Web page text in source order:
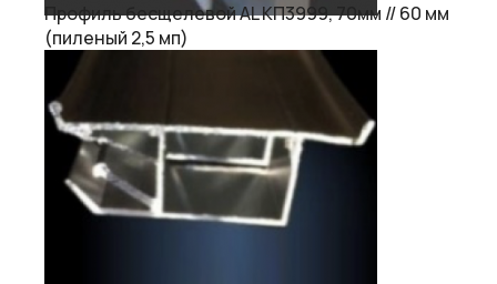
Профиль бесщелевой AL КП3999, 70мм // 60 мм
(пиленый 2,5 мп)